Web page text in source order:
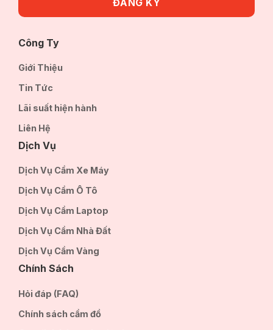
Công Ty
Giới Thiệu
Tin Tức
Lãi suất hiện hành
Liên Hệ
Dịch Vụ
Dịch Vụ Cầm Xe Máy
Dịch Vụ Cầm Ô Tô
Dịch Vụ Cầm Laptop
Dịch Vụ Cầm Nhà Đất
Dịch Vụ Cầm Vàng
Chính Sách
Hỏi đáp (FAQ)
Chính sách cầm đồ